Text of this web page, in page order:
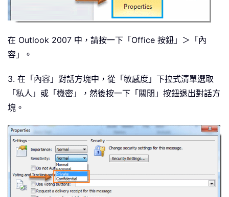
在 Outlook 2007 中，請按一下「Office 按鈕」＞「內
容」。
3. 在「內容」對話方塊中，從「敏感度」下拉式清單選取
「私人」或「機密」，然後按一下「關閉」按鈕退出對話方
塊。